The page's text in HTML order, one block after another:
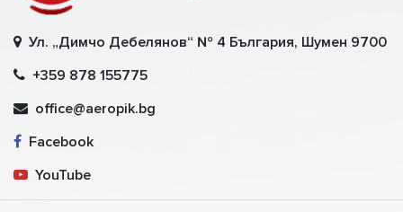
Ул. „Димчо Дебелянов“ № 4 България, Шумен 9700
+359 878 155775
office@aeropik.bg
Facebook
YouTube